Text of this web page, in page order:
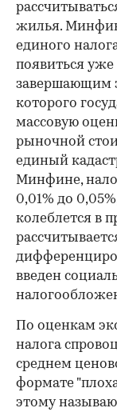
жилья.
единого
появиться уже
завершающим
которого
массовую
рыночной
единый
Минфине,
0,01% до
колеблется в
введен
По оценкам
налога
среднем
формате
этому